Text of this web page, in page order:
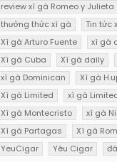
review xì gà Romeo y Julieta
thưởng thức xì gà
Tin tức
Xì gà Arturo Fuente
xì gà
Xì gà Cuba
Xì gà daily
xì gà Dominican
Xì gà
Xì gà Limited
xì gà
Xì gà Montecristo
xì gà
Xì gà Partagas
Xì gà
YeuCigar
Yêu Cigar